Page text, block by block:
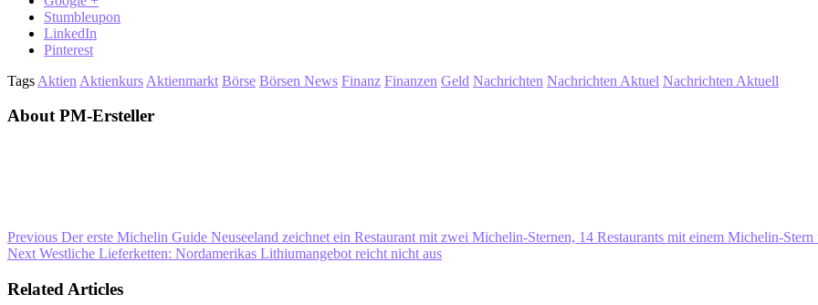
Stumbleupon
LinkedIn
Pinterest
Tags Aktien Aktienkurs Aktienmarkt Börse Börsen News Finanz Finanzen Geld Nachrichten Nachrichten Aktuel Nachrichten Aktuell
About PM-Ersteller
Previous Der erste Michelin Guide Neuseeland zeichnet ein Restaurant mit zwei Michelin-Sternen, 14 Restaurants mit einem Michelin-
Next Westliche Lieferketten: Nordamerikas Lithiumangebot reicht nicht aus
Related Articles